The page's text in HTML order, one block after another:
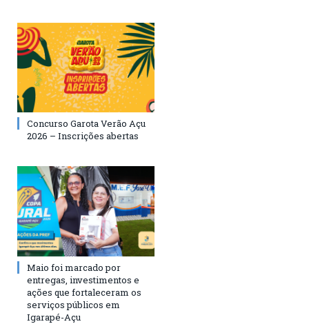
Concurso Garota Verão Açu
2026 – Inscrições abertas
Maio foi marcado por
entregas, investimentos e
ações que fortaleceram os
serviços públicos em
Igarapé-Açu